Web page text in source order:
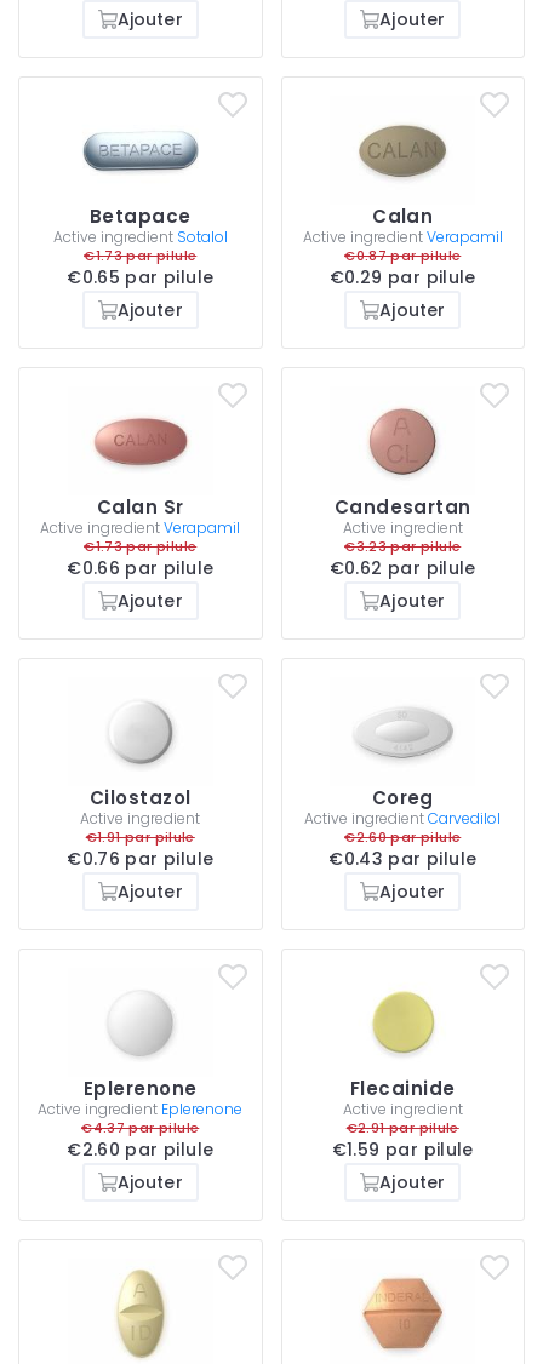
Ajouter
Ajouter
Betapace
Active ingredient Sotalol
€1.73 par pilule
€0.65 par pilule
Ajouter
Calan
Active ingredientVerapamil
€0.87 par pilule
€0.29 par pilule
Ajouter
Calan Sr
Active ingredientVerapamil
€1.73 par pilule
€0.66 par pilule
Ajouter
Candesartan
Active ingredient
€3.23 par pilule
€0.62 par pilule
Ajouter
Cilostazol
Active ingredient
€1.91 par pilule
€0.76 par pilule
Ajouter
Coreg
Active ingredientCarvedilol
€2.60 par pilule
€0.43 par pilule
Ajouter
Eplerenone
Active ingredient Eplerenone
€4.37 par pilule
€2.60 par pilule
Ajouter
Flecainide
Active ingredient
€2.91 par pilule
€1.59 par pilule
Ajouter